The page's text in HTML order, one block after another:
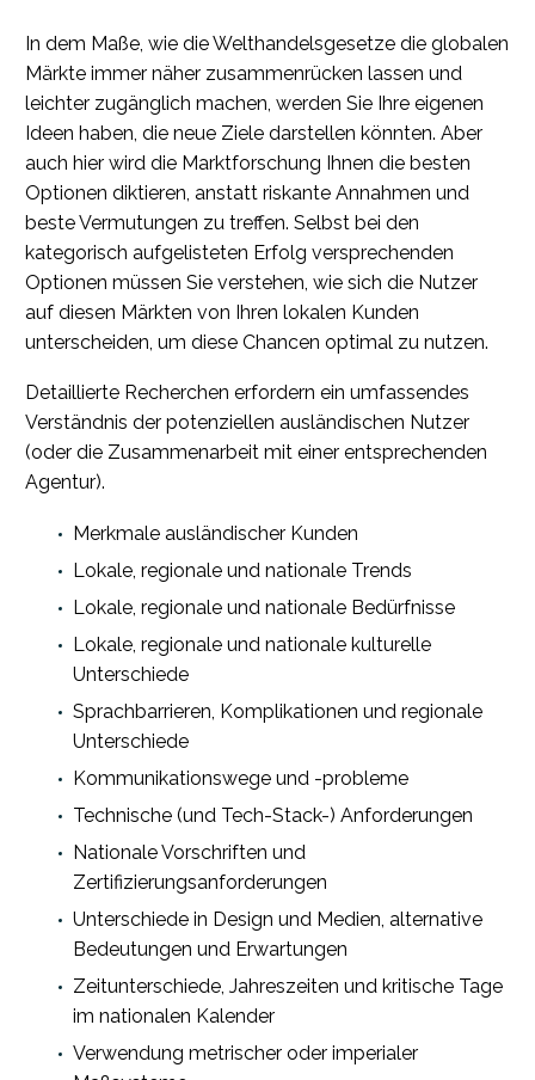
In dem Maße, wie die Welthandelsgesetze die globalen
Märkte immer näher zusammenrücken lassen und
leichter zugänglich machen, werden Sie Ihre eigenen
Ideen haben, die neue Ziele darstellen könnten. Aber
auch hier wird die Marktforschung Ihnen die besten
Optionen diktieren, anstatt riskante Annahmen und
beste Vermutungen zu treffen. Selbst bei den
kategorisch aufgelisteten Erfolg versprechenden
Optionen müssen Sie verstehen, wie sich die Nutzer
auf diesen Märkten von Ihren lokalen Kunden
unterscheiden, um diese Chancen optimal zu nutzen.
Detaillierte Recherchen erfordern ein umfassendes
Verständnis der potenziellen ausländischen Nutzer
(oder die Zusammenarbeit mit einer entsprechenden
Agentur).
Merkmale ausländischer Kunden
Lokale, regionale und nationale Trends
Lokale, regionale und nationale Bedürfnisse
Lokale, regionale und nationale kulturelle
Unterschiede
Sprachbarrieren, Komplikationen und regionale
Unterschiede
Kommunikationswege und -probleme
Technische (und Tech-Stack-) Anforderungen
Nationale Vorschriften und
Zertifizierungsanforderungen
Unterschiede in Design und Medien, alternative
Bedeutungen und Erwartungen
Zeitunterschiede, Jahreszeiten und kritische Tage
im nationalen Kalender
Verwendung metrischer oder imperialer